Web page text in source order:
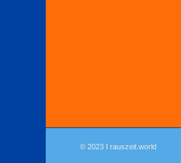
© 2023 I rauszeit.world